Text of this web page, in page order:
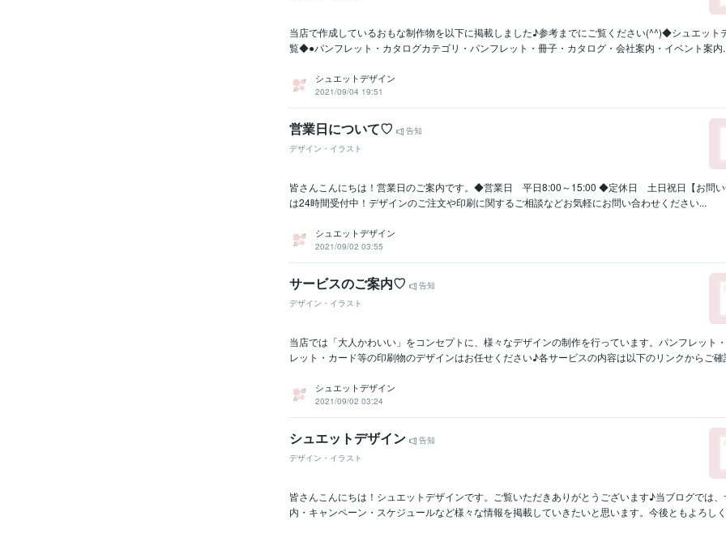
当店で作成しているおもな制作物を以下に掲載しました♪参考までにご覧ください(^^)◆シュエット
覧◆●パンフレット・カタログカテゴリ・パンフレット・冊子・カタログ・会社案内・イベント案内
シュエットデザイン
2021/09/04 19:51
営業日について♡
告知
デザイン・イラスト
皆さんこんにちは！営業日のご案内です。◆営業日 平日8:00～15:00 ◆定休日 土日祝日【お問い
は24時間受付中！デザインのご注文や印刷に関するご相談などお気軽にお問い合わせください...
シュエットデザイン
2021/09/02 03:55
サービスのご案内♡
告知
デザイン・イラスト
当店では「大人かわいい」をコンセプトに、様々なデザインの制作を行っています。パンフレット
レット・カード等の印刷物のデザインはお任せください♪各サービスの内容は以下のリンクからご確
シュエットデザイン
2021/09/02 03:24
シュエットデザイン
告知
デザイン・イラスト
皆さんこんにちは！シュエットデザインです。ご覧いただきありがとうございます♪当ブログでは
内・キャンペーン・スケジュールなど様々な情報を掲載していきたいと思います。今後ともよろし